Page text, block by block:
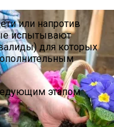
или напротив
испытывают
для которых
этапом